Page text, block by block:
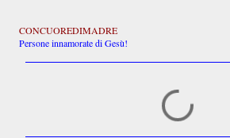
CONCUOREDIMADRE
Persone innamorate di Gesù!